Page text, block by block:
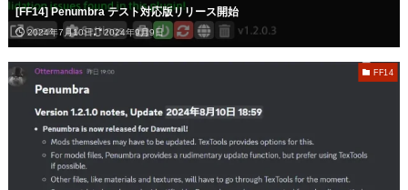
[FF14] Penumbra テスト対応版リリース開始
2024年7月10日 2024年9月9日
FF14